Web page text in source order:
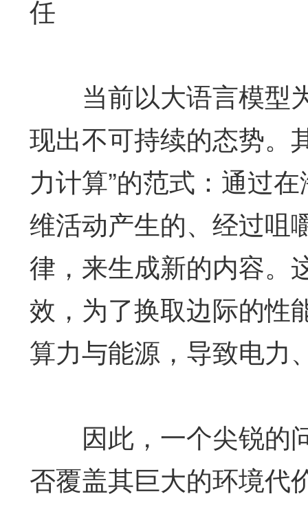
任
当前以大语言模型
现出不可持续的态势。
力计算”的范式：通过
维活动产生的、经过咀
律，来生成新的内容。
效，为了换取边际的性
算力与能源，导致电力
因此，一个尖锐的
否覆盖其巨大的环境代